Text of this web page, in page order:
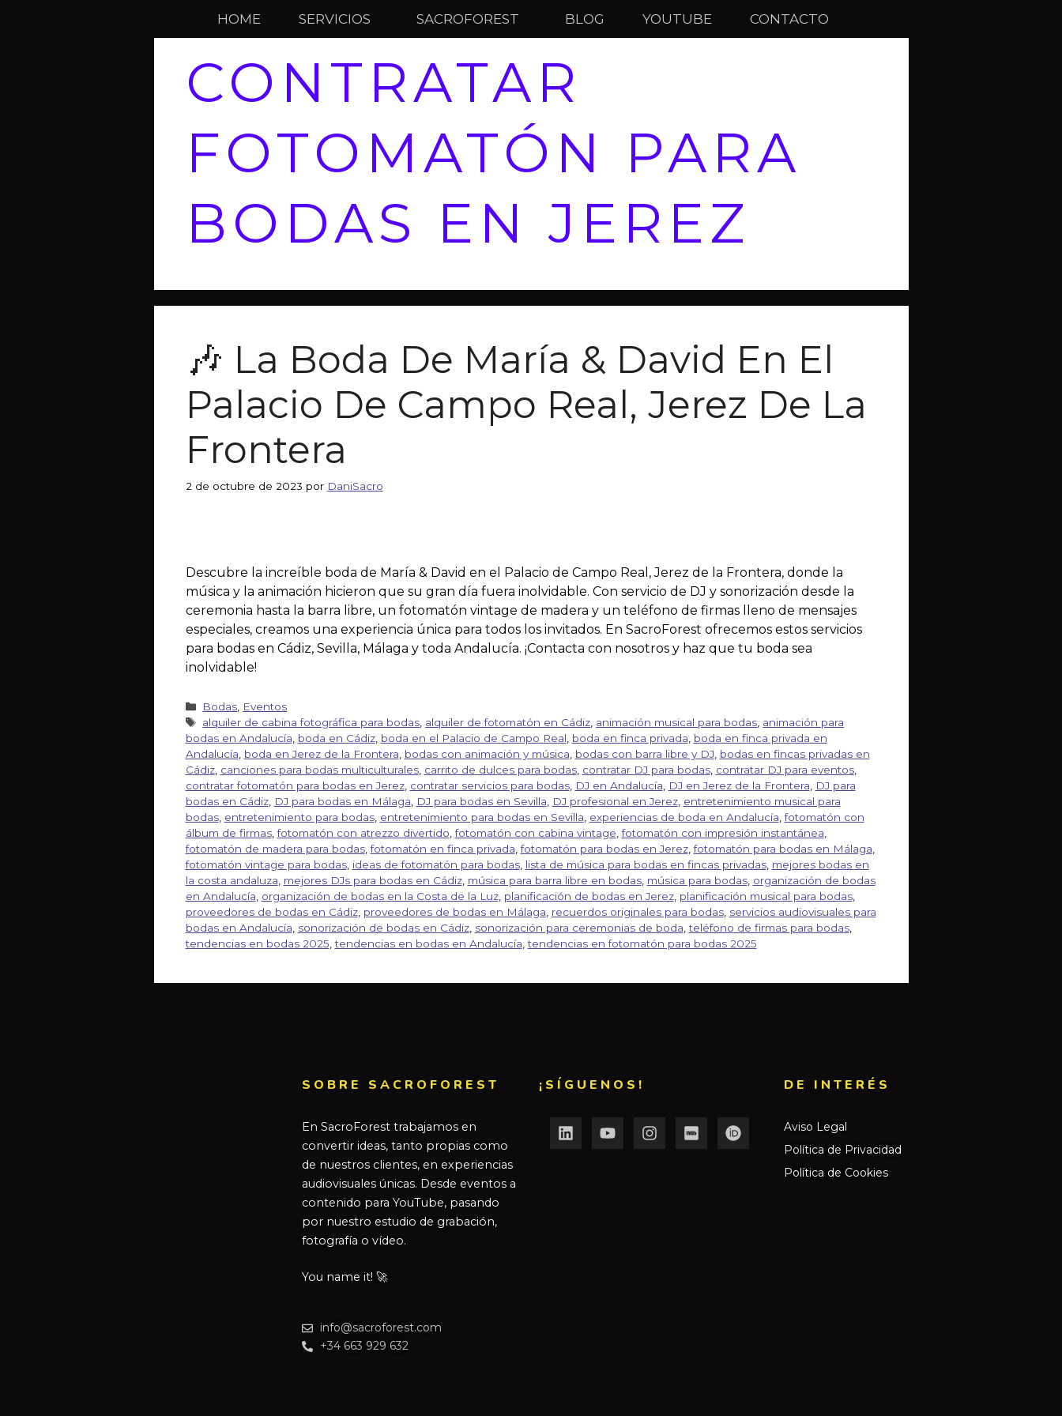
HOME SERVICIOS SACROFOREST BLOG YOUTUBE CONTACTO
CONTRATAR
FOTOMATÓN PARA
BODAS EN JEREZ
🎶 La Boda De María & David En El
Palacio De Campo Real, Jerez De La
Frontera
2 de octubre de 2023 por DaniSacro
Descubre la increíble boda de María & David en el Palacio de Campo Real, Jerez de la Frontera, donde la
música y la animación hicieron que su gran día fuera inolvidable. Con servicio de DJ y sonorización desde la
ceremonia hasta la barra libre, un fotomatón vintage de madera y un teléfono de firmas lleno de mensajes
especiales, creamos una experiencia única para todos los invitados. En SacroForest ofrecemos estos servicios
para bodas en Cádiz, Sevilla, Málaga y toda Andalucía. ¡Contacta con nosotros y haz que tu boda sea
inolvidable!
Bodas Eventos
alquiler de cabina fotográfica para bodas alquiler de fotomatón en Cádiz animación musical para bodas animación para
bodas en Andalucía boda en Cádiz, boda en el Palacio de Campo Real boda en finca privada boda en finca privada en
Andalucía boda en Jerez de la Frontera bodas con animación y música bodas con barra libre y DJ bodas en fincas privadas en
Cádiz, canciones para bodas multiculturales, carrito de dulces para bodas, contratar DJ para bodas, contratar DJ para eventos,
contratar fotomatón para bodas en Jerez, contratar servicios para bodas, DJ en Andalucía DJ en Jerez de la Frontera
DJ para
bodas en Cádiz, DJ para bodas en Málaga DJ para bodas en Sevilla DJ profesional en Jerez, entretenimiento musical para
bodas, entretenimiento para bodas, entretenimiento para bodas en Sevilla experiencias de boda en Andalucía ,fotomatón con
álbum de firmas,fotomatón con atrezzo divertido ,fotomatón con cabina vintage ,fotomatón con impresión instantánea
fotomatón de madera para bodas,fotomatón en finca privada ,fotomatón para bodas en Jerez,fotomatón para bodas en Málaga
fotomatón vintage para bodas, ideas de fotomatón para bodas, lista de música para bodas en fincas privadas, mejores bodas en
la costa andaluza mejores DJs para bodas en Cádiz, música para barra libre en bodas, música para bodas, organización de bodas
en Andalucía organización de bodas en la Costa de la Luz, planificación de bodas en Jerez, planificación musical para bodas,
proveedores de bodas en Cádiz, proveedores de bodas en Málaga recuerdos originales para bodas, servicios audiovisuales para
bodas en Andalucía sonorización de bodas en Cádiz, sonorización para ceremonias de boda ,teléfono de firmas para bodas,
tendencias en bodas 2025 ,tendencias en bodas en Andalucía ,tendencias en fotomatón para bodas 2025
SOBRE SACROFOREST
En SacroForest trabajamos en
convertir ideas, tanto propias como
de nuestros clientes, en experiencias
audiovisuales únicas. Desde eventos a
contenido para YouTube, pasando
por nuestro estudio de grabación,
fotografía o vídeo.
You name it! 🚀
info@sacroforest.com
+34 663 929 632
¡SÍGUENOS! DE INTERÉS​
Aviso Legal
Política de Privacidad
Política de Cookies